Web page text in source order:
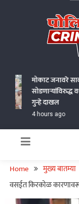
मोकाट जनावरे
सोडणाऱ्यांविरुद्ध
गुन्हे दाखल
4 hours ago
Home
मुख्य बातम्या
वसईत किरकोळ